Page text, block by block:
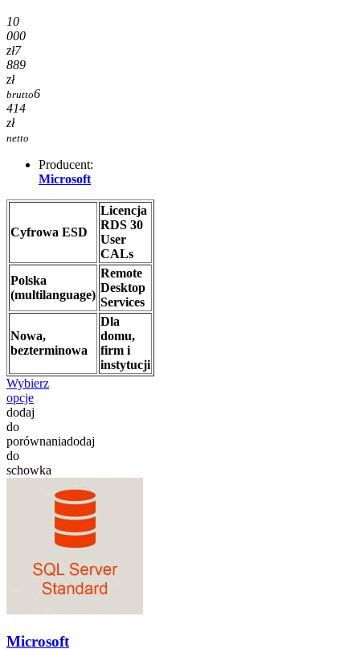
10
000
zł7
889
zł
brutto6
414
zł
netto
Producent:
Microsoft
Cyfrowa ESD
Licencja
RDS 30
User
CALs
Polska
(multilanguage)
Remote
Desktop
Services
Nowa,
bezterminowa
Dla
domu,
firm i
instytucji
Wybierz
opcje
dodaj
do
porównaniadodaj
do
schowka
Microsoft